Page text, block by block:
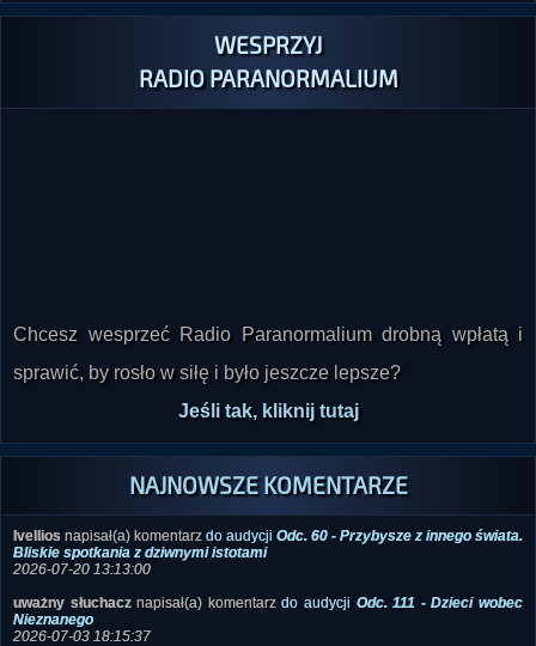
WESPRZYJ
RADIO PARANORMALIUM
Chcesz wesprzeć Radio Paranormalium drobną wpłatą i
sprawić, by rosło w siłę i było jeszcze lepsze?
Jeśli tak, kliknij tutaj
NAJNOWSZE KOMENTARZE
Ivellios napisał(a) komentarz do audycji Odc. 60 - Przybysze z innego świata.
Bliskie spotkania z dziwnymi istotami
2026-07-20 13:13:00
uważny słuchacznapisał(a) komentarzdo audycji Odc. 111 - Dzieci wobec
Nieznanego
2026-07-03 18:15:37